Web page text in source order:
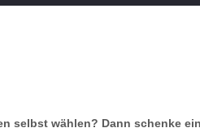
selbst wählen? Dann schenke